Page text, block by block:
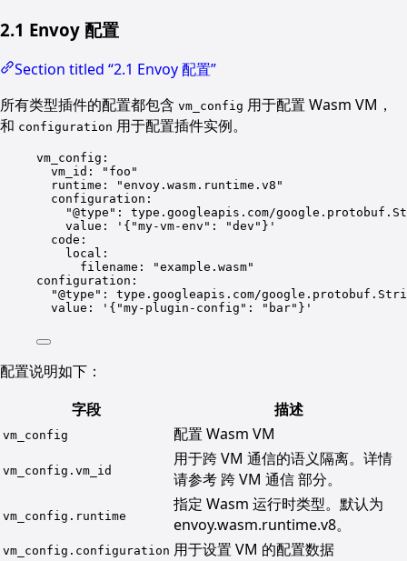
2.1 Envoy 配置
Section titled “2.1 Envoy 配置”
所有类型插件的配置都包含 vm_config 用于配置 Wasm VM，
和 configuration 用于配置插件实例。
vm_config :
vm_id : " foo "
runtime : "envoy.wasm.runtime.v8 "
configuration :
"@type " : type.googleapis.com/
value : ' {"my-vm-env": "dev"} '
code :
local :
filename : "example.wasm"
configuration :
"@type " : type.googleapis.com/
value : ' {"my-plugin-config": "bar"} '
配置说明如下：
字段
描述
vm_config 配置 Wasm VM
vm_config.vm_id
用于跨 VM 通信的语义隔离。详情
请参考 跨 VM 通信 部分。
vm_config.runtime
指定 Wasm 运行时类型。默认为
envoy.wasm.runtime.v8。
vm_config.configuration 用于设置 VM 的配置数据